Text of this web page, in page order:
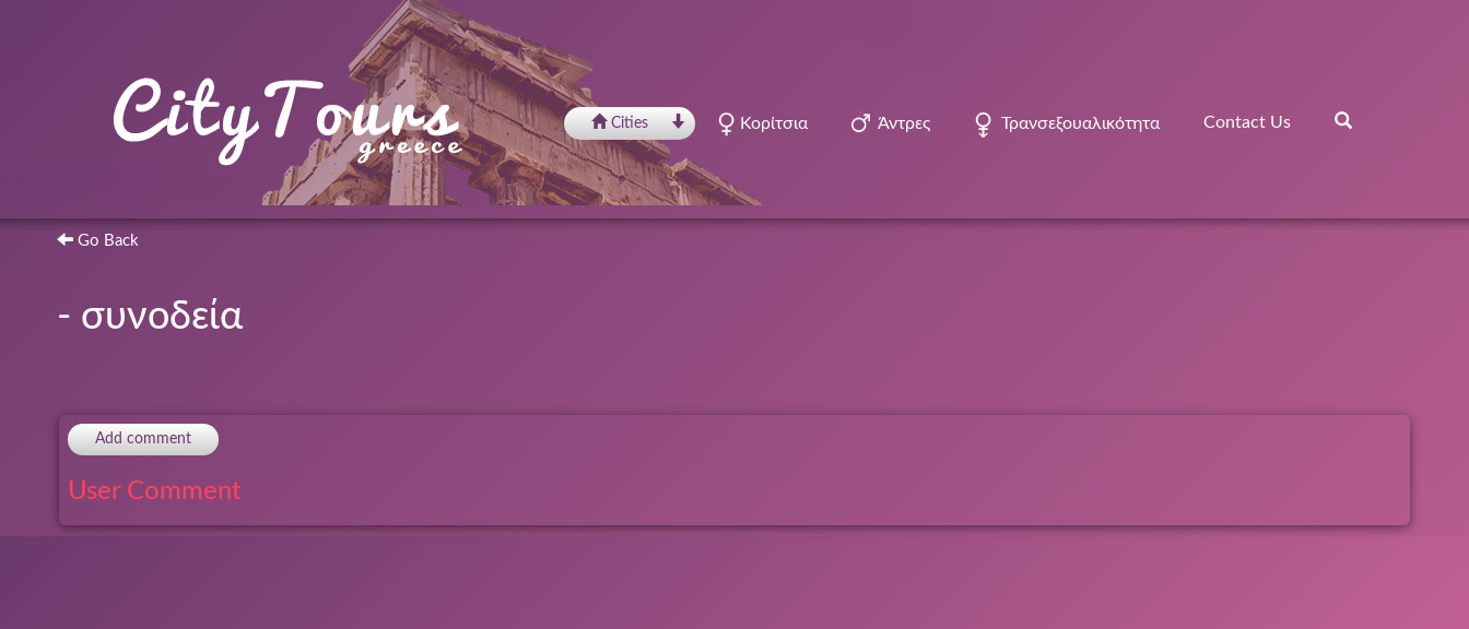
Сities Κορίτσια Άντρες Τρανσεξουαλικότητα Contact Us
Go Back
- συνοδεία
Add comment
User Comment